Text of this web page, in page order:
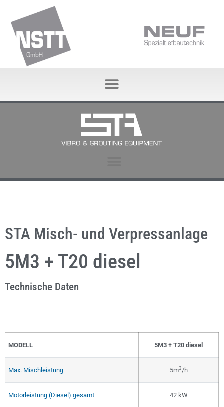
STA Misch- und Verpressanlage
5M3 + T20 diesel
Technische Daten
MODELL 5M3 + T20 diesel
Max. Mischleistung 5m3/h
Motorleistung (Diesel) gesamt 42 kW